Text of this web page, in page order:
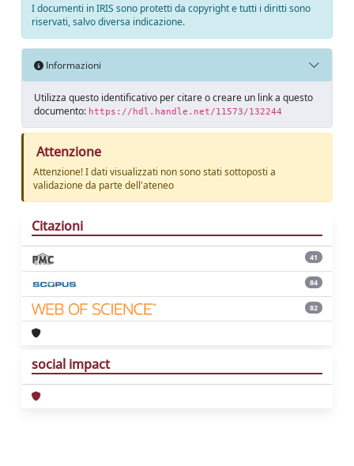
I documenti in IRIS sono protetti da copyright e tutti i diritti sono
riservati, salvo diversa indicazione.
Informazioni
Utilizza questo identificativo per citare o creare un link a questo
documento: https://hdl.handle.net/11573/132244
Attenzione
Attenzione! I dati visualizzati non sono stati sottoposti a
validazione da parte dell'ateneo
Citazioni
41
84
82
social impact